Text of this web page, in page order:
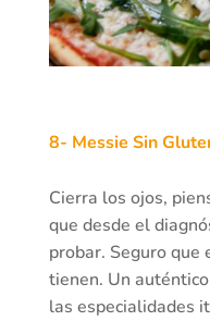
8- Messie Sin
Cierra los ojos,
que desde el
probar. Seguro que
tienen. Un
las especialidades